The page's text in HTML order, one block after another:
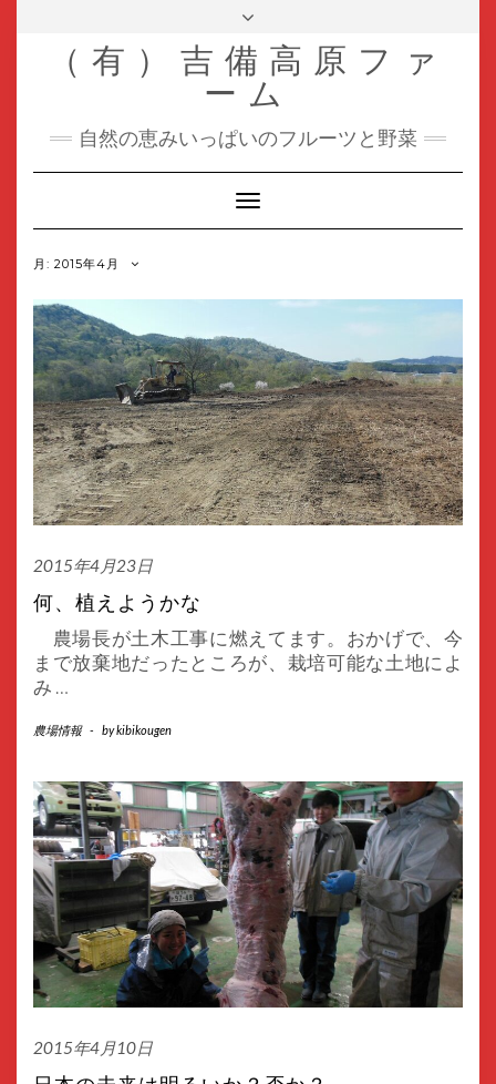
header
（有）吉備高原ファ
ーム
自然の恵みいっぱいのフルーツと野菜
Toggle
Navigation
月: 2015年4月
2015年4月23日
何、植えようかな
農場長が土木工事に燃えてます。おかげで、今
まで放棄地だったところが、栽培可能な土地によ
み …
農場情報 - bykibikougen
2015年4月10日